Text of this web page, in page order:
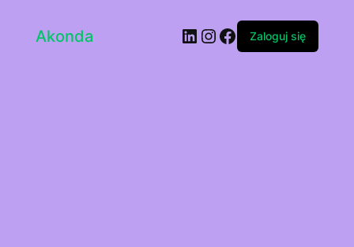
Akonda LinkedIn
Instagram
Facebook
Zaloguj się